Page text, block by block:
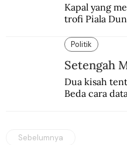
Kapal yang
trofi Piala
Politik
Setengah
Dua kisah
Beda cara
Sebelumnya